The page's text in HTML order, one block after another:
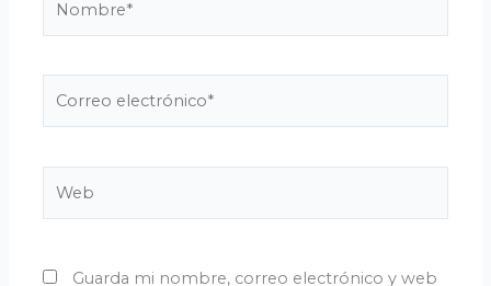
electrónico*
Guarda mi nombre, correo electrónico y web